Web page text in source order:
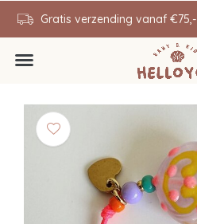
Gratis verzending vanaf €75,-